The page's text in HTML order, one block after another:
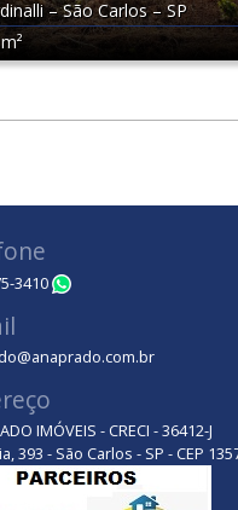
–São Carlos–SP
3410
IMÓVEIS - CRECI - 36412-J
393 - São Carlos - SP - CEP